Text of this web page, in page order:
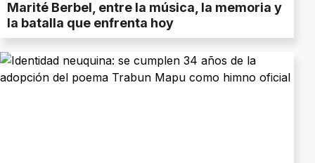
Marité Berbel, entre la música, la memoria y
la batalla que enfrenta hoy